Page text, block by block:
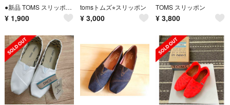
●新品 TOMS スリッポンシューズ 花柄 23cm 袋付●
¥ 1,900
tomsトムズ⭐︎スリッポン
¥ 3,000
TOMS スリッポン
¥ 3,800